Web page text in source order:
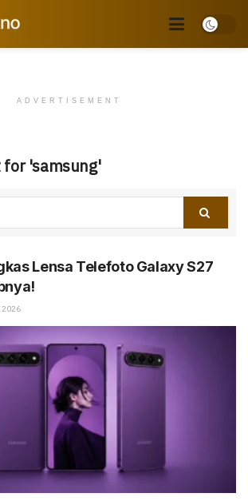
ADVERTISEMENT
for 'samsung'
Lensa Telefoto Galaxy S27
2026